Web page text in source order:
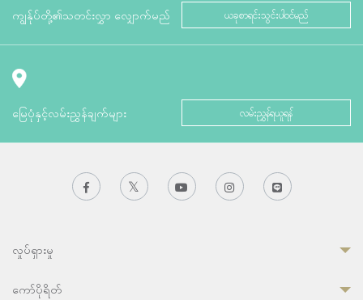
ကျွန်ုပ်တို့၏သတင်းလွှာ လျှောက်မည် ယခုစာရင်းသွင်းပါဝင်မည်
မြေပုံနှင့်လမ်းညွှန်ချက်များ လမ်းညွှန်ရယူရန်
လှုပ်ရှားမှု
ကော်ပိုရိတ်